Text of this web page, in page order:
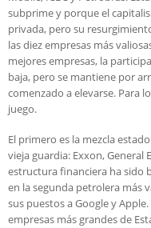
subprime y porque el
privada, pero su
las diez empresas más
mejores empresas, la
baja, pero se mantiene por
comenzado a elevarse. Para
juego.
El primero es la mezcla
vieja guardia: Exxon, General
estructura financiera ha sido
en la segunda petrolera más
sus puestos a Google y
empresas más grandes de